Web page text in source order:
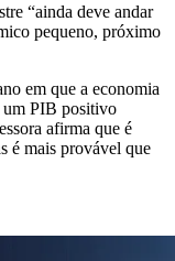
“ainda deve andar
pequeno, próximo
em que a economia
um PIB positivo
afirma que é
é mais provável que